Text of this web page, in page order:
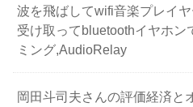
波を飛ばしてwifi音楽プレイ
受け取ってbluetoothイヤホン
ミング,AudioRelay
岡田斗司夫さんの評価経済と